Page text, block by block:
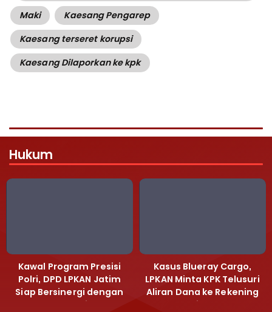
Maki
Kaesang Pengarep
Kaesang terseret korupsi
Kaesang Dilaporkan ke kpk
Hukum
Kawal Program Presisi
Polri, DPD LPKAN Jatim
Siap Bersinergi dengan
Polda Jatim
Kasus Blueray Cargo,
LPKAN Minta KPK Telusuri
Aliran Dana ke Rekening
Heri Black